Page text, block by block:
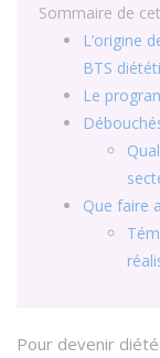
Sommaire de
L’origine
BTS
Le
Que faire
Pour devenir